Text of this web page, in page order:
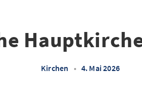
Kirchen • 4. Mai 2026